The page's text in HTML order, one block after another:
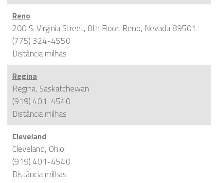
Reno
200 S. Virginia Street, 8th Floor, Reno, Nevada 89501
(775) 324-4550
Distânciamilhas
Regina
Regina, Saskatchewan
(919) 401-4540
Distânciamilhas
Cleveland
Cleveland, Ohio
(919) 401-4540
Distânciamilhas